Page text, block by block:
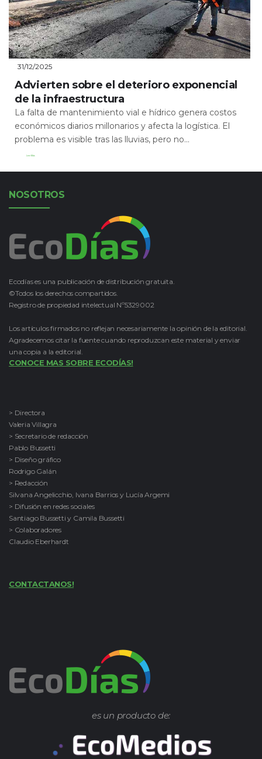
31/12/2025
Advierten sobre el deterioro exponencial
de la infraestructura
La falta de mantenimiento vial e hídrico genera costos
económicos diarios millonarios y afecta la logística. El
problema es visible tras las lluvias, pero no...
Leer Más
NOSOTROS
Ecodías es una publicación de distribución gratuita.
©Todos los derechos compartidos.
Registro de propiedad intelectual Nº5329002
Los artículos firmados no reflejan necesariamente la opinión de la editorial.
Agradecemos citar la fuente cuando reproduzcan este material y enviar
una copia a la editorial.
CONOCE MAS SOBRE ECODÍAS!
> Directora
Valeria Villagra
> Secretario de redacción
Pablo Bussetti
> Diseño gráfico
Rodrigo Galán
> Redacción
Silvana Angelicchio, Ivana Barrios y Lucía Argemi
> Difusión en redes sociales
Santiago Bussetti y Camila Bussetti
> Colaboradores
Claudio Eberhardt
CONTACTANOS!
es un producto de: